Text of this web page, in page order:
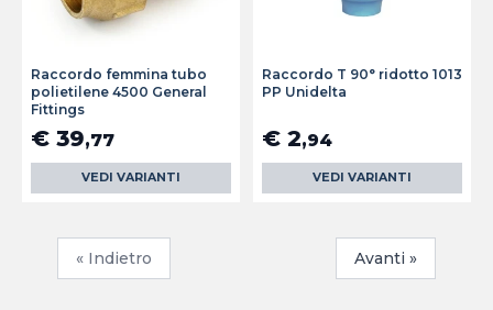
Raccordo femmina tubo
polietilene 4500 General
Fittings
€ 39,77
VEDI VARIANTI
Raccordo T 90° ridotto 1013
PP Unidelta
€ 2,94
VEDI VARIANTI
« Indietro Avanti »